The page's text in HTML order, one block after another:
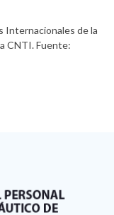
Internacionales de la
CNTI. Fuente: